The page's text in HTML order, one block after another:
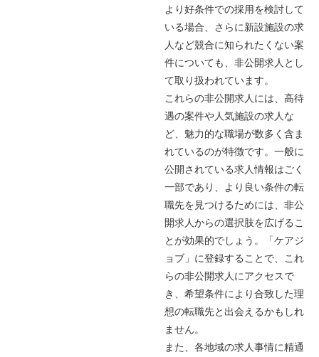
より好条件での採用を検討して
いる場合、さらに新設施設の求
人など競合に知られたくない案
件についても、非公開求人とし
て取り扱われています。
これらの非公開求人には、高待
遇の案件や人気施設の求人な
ど、魅力的な職場が数多く含ま
れているのが特徴です。一般に
公開されている求人情報はごく
一部であり、より良い条件の転
職先を見つけるためには、非公
開求人からの選択肢を広げるこ
とが効果的でしょう。「ケアジ
ョブ」に登録することで、これ
らの非公開求人にアクセスで
き、希望条件により合致した理
想の転職先と出会えるかもしれ
ません。
また、各地域の求人事情に精通